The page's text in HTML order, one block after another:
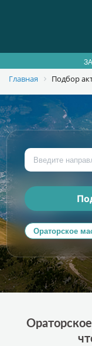
Главная Подбор
Ораторское